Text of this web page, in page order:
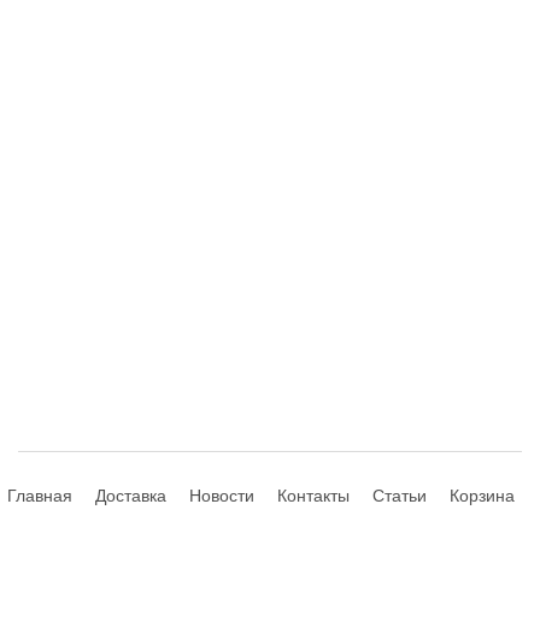
Главная Доставка Новости Контакты Статьи Корзина